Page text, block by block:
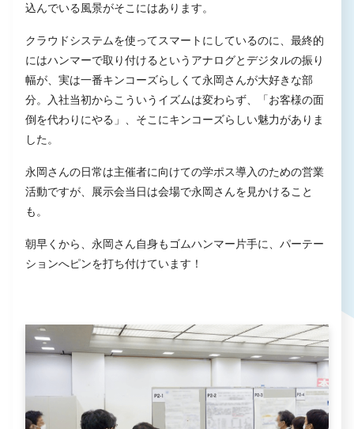
込んでいる風景がそこにはあります。
クラウドシステムを使ってスマートにしているのに、最終的
にはハンマーで取り付けるというアナログとデジタルの振り
幅が、実は一番キンコーズらしくて永岡さんが大好きな部
分。入社当初からこういうイズムは変わらず、「お客様の面
倒を代わりにやる」、そこにキンコーズらしい魅力がありま
した。
永岡さんの日常は主催者に向けての学ポス導入のための営業
活動ですが、展示会当日は会場で永岡さんを見かけること
も。
朝早くから、永岡さん自身もゴムハンマー片手に、パーテー
ションへピンを打ち付けています！